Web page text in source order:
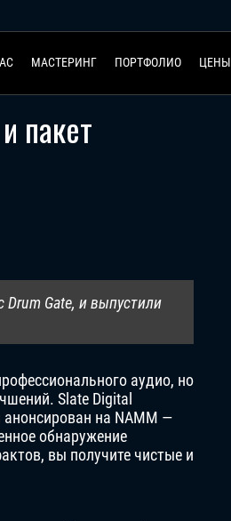
МАСТЕРИНГ ПОРТФОЛИО ЦЕНЫ
пакет
Drum Gate, и выпустили
аудио, но
Slate Digital
на NAMM —
обнаружение
вы получите чистые и